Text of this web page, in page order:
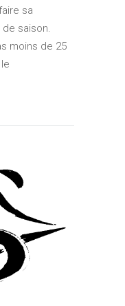
sa
saison.
moins de 25